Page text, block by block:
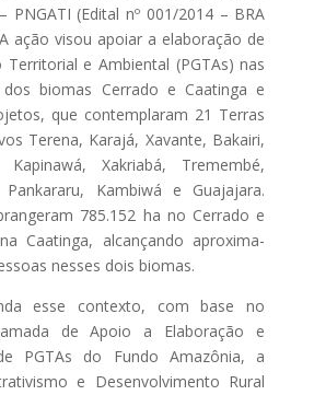
PNGATI (Edital nº 001/2014 – BRA
ação visou apoiar a elaboração de
Territorial e Ambiental (PGTAs) nas
dos biomas Cerrado e Caatinga e
que contemplaram 21 Terras
Terena, Karajá, Xavante, Bakairi,
Kapinawá, Xakriabá, Tremembé,
Kambiwá e Guajajara.
785.152 ha no Cerrado e
Caatinga, alcançando aproxima-
nesses dois biomas.
esse contexto, com base no
de Apoio a Elaboração e
PGTAs do Fundo Amazônia, a
e Desenvolvimento Rural